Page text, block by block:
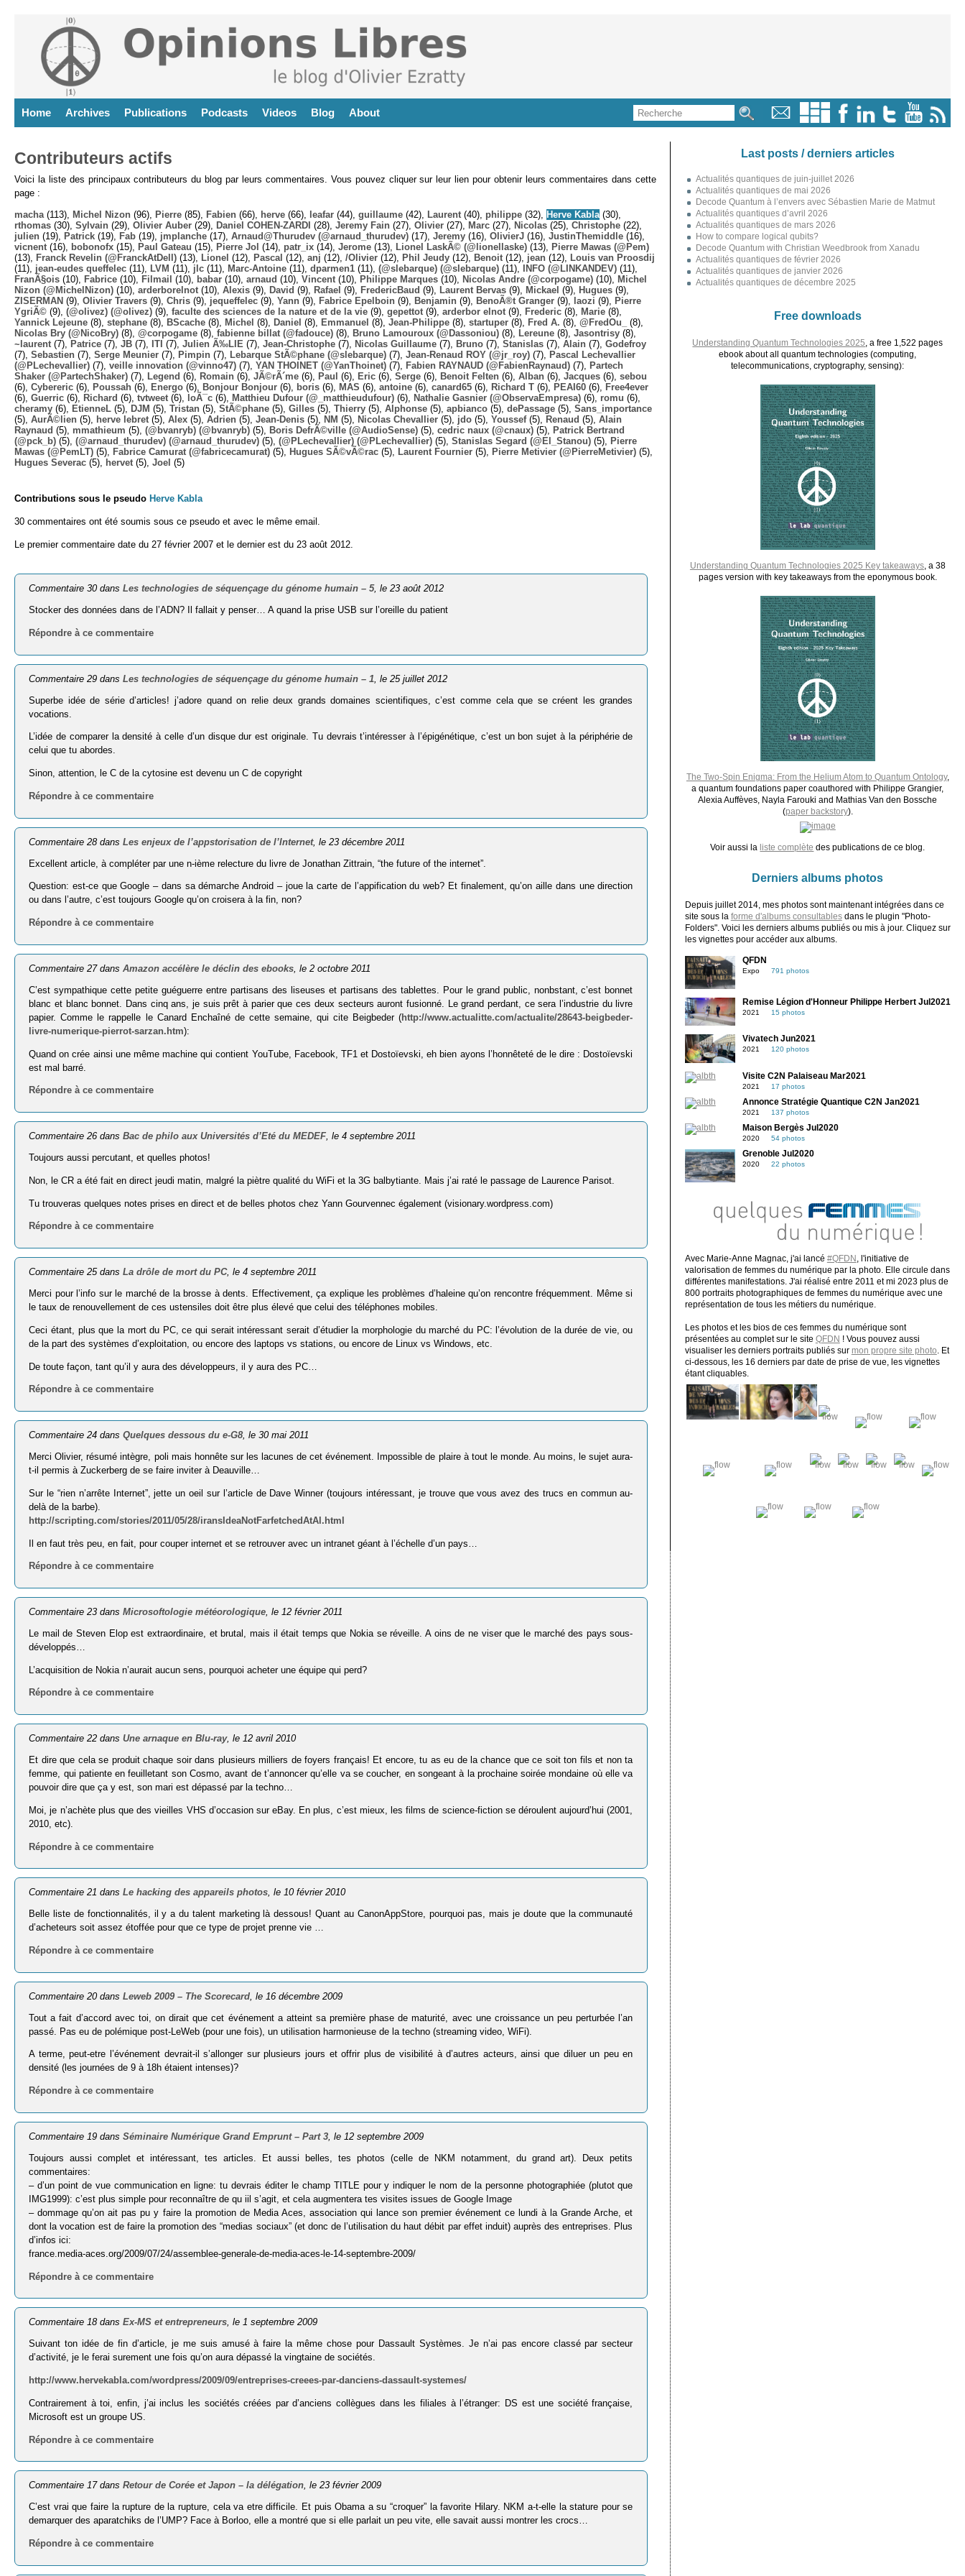
Home Archives Publications Podcasts Videos Blog About
Contributeurs actifs
Voici la liste des principaux contributeurs du blog par leurs commentaires. Vous pouvez cliquer sur leur lien pour obtenir leurs commentaires dans cette
page :
macha (113), Michel Nizon (96), Pierre (85), Fabien (66), herve (66), leafar (44), guillaume (42), Laurent (40), philippe (32), Herve Kabla (30),
rthomas (30), Sylvain (29), Olivier Auber (29), Daniel COHEN-ZARDI (28), Jeremy Fain (27), Olivier (27), Marc (27), Nicolas (25), Christophe (22),
julien (19), Patrick (19), Fab (19), jmplanche (17), Arnaud@Thurudev (@arnaud_thurudev) (17), Jeremy (16), OlivierJ (16), JustinThemiddle (16),
vicnent (16), bobonofx (15), Paul Gateau (15), Pierre Jol (14), patr_ix (14), Jerome (13), Lionel LaskÃ© (@lionellaske) (13),
Pierre Mawas (@Pem)
(13),
Franck Revelin (@FranckAtDell) (13), Lionel (12), Pascal (12), anj (12), /Olivier (12), Phil Jeudy (12), Benoit (12), jean (12),
Louis van Proosdij
(11), jean-eudes queffelec (11), LVM (11), jlc (11), Marc-Antoine (11), dparmen1 (11), (@slebarque) (@slebarque) (11), INFO (@LINKANDEV) (11),
FranÃ§ois (10), Fabrice (10), Filmail (10), babar (10), arnaud (10), Vincent (10), Philippe Marques (10), Nicolas Andre (@corpogame) (10),
Michel
Nizon (@MichelNizon) (10), arderborelnot (10), Alexis (9), David (9), Rafael (9), FredericBaud (9), Laurent Bervas (9), Mickael (9), Hugues (9),
ZISERMAN (9), Olivier Travers (9), Chris (9), jequeffelec (9), Yann (9), Fabrice Epelboin (9), Benjamin (9), BenoÃ®t Granger (9), laozi (9),
Pierre
YgriÃ© (9), (@olivez) (@olivez) (9), faculte des sciences de la nature et de la vie (9), gepettot (9), arderbor elnot (9), Frederic (8), Marie (8),
Yannick Lejeune (8), stephane (8), BScache (8), Michel (8), Daniel (8), Emmanuel (8), Jean-Philippe (8), startuper (8), Fred A. (8), @FredOu_
(8),
Nicolas Bry (@NicoBry) (8), @corpogame (8), fabienne billat (@fadouce) (8), Bruno Lamouroux (@Dassoniou) (8), Lereune (8), Jasontrisy (8),
~laurent (7), Patrice (7), JB (7), ITI (7), Julien Ã‰LIE (7), Jean-Christophe (7), Nicolas Guillaume (7), Bruno (7), Stanislas (7), Alain (7), Godefroy
(7), Sebastien (7), Serge Meunier (7), Pimpin (7), Lebarque StÃ©phane (@slebarque) (7), Jean-Renaud ROY (@jr_roy) (7),
Pascal Lechevallier
(@PLechevallier) (7), veille innovation (@vinno47) (7), YAN THOINET (@YanThoinet) (7), Fabien RAYNAUD (@FabienRaynaud) (7),
Partech
Shaker (@PartechShaker) (7), Legend (6), Romain (6), JÃ©rÃ´me (6), Paul (6), Eric (6), Serge (6), Benoit Felten (6), Alban (6), Jacques (6), sebou
(6), Cybereric (6), Poussah (6), Energo (6), Bonjour Bonjour (6), boris (6), MAS (6), antoine (6), canard65 (6), Richard T (6), PEAI60 (6),
Free4ever
(6), Guerric (6), Richard (6), tvtweet (6), loÃ¯c (6), Matthieu Dufour (@_matthieudufour) (6), Nathalie Gasnier (@ObservaEmpresa) (6), romu (6),
cheramy (6), EtienneL (5), DJM (5), Tristan (5), StÃ©phane (5), Gilles (5), Thierry (5), Alphonse (5), apbianco (5), dePassage (5), Sans_importance
(5), AurÃ©lien (5), herve lebret (5), Alex (5), Adrien (5), Jean-Denis (5), NM (5), Nicolas Chevallier (5), jdo (5), Youssef(5), Renaud (5), Alain
Raynaud (5), mmathieum (5), (@bvanryb) (@bvanryb) (5), Boris DefrÃ©ville (@AudioSense) (5), cedric naux (@cnaux) (5),
Patrick Bertrand
(@pck_b) (5), (@arnaud_thurudev) (@arnaud_thurudev) (5), (@PLechevallier) (@PLechevallier) (5), Stanislas Segard (@El_Stanou) (5),
Pierre
Mawas (@PemLT) (5), Fabrice Camurat (@fabricecamurat) (5), Hugues SÃ©vÃ©rac (5), Laurent Fournier (5), Pierre Metivier (@PierreMetivier) (5),
Hugues Severac (5), hervet (5), Joel (5)
Contributions sous le pseudo Herve Kabla
30 commentaires ont été soumis sous ce pseudo et avec le même email.
Le premier commentaire date du 27 février 2007 et le dernier est du 23 août 2012.
Commentaire 30 dansLes technologies de séquençage du génome humain – 5, le 23 août 2012
Stocker des données dans de l’ADN? Il fallait y penser… A quand la prise USB sur l’oreille du patient
Répondre à ce commentaire
Commentaire 29 dansLes technologies de séquençage du génome humain – 1 , le 25 juillet 2012
Superbe idée de série d’articles! j’adore quand on relie deux grands domaines scientifiques, c’est comme cela que se créent les grandes
vocations.
L’idée de comparer la densité à celle d’un disque dur est originale. Tu devrais t’intéresser à l’épigénétique, c’est un bon sujet à la périphérie de
celui que tu abordes.
Sinon, attention, le C de la cytosine est devenu un C de copyright
Répondre à ce commentaire
Commentaire 28 dansLes enjeux de l’appstorisation de l’Internet, le 23 décembre 2011
Excellent article, à compléter par une n-ième relecture du livre de Jonathan Zittrain, “the future of the internet”.
Question: est-ce que Google – dans sa démarche Android – joue la carte de l’appification du web? Et finalement, qu’on aille dans une direction
ou dans l’autre, c’est toujours Google qu’on croisera à la fin, non?
Répondre à ce commentaire
Commentaire 27 dansAmazon accélère le déclin des ebooks , le 2 octobre 2011
C’est sympathique cette petite guéguerre entre partisans des liseuses et partisans des tablettes. Pour le grand public, nonbstant, c’est bonnet
blanc et blanc bonnet. Dans cinq ans, je suis prêt à parier que ces deux secteurs auront fusionné. Le grand perdant, ce sera l’industrie du livre
papier. Comme le rappelle le Canard Enchaîné de cette semaine, qui cite Beigbeder (http://www.actualitte.com/actualite/28643-beigbeder-
livre-numerique-pierrot-sarzan.htm):
Quand on crée ainsi une même machine qui contient YouTube, Facebook, TF1 et Dostoïevski, eh bien ayons l’honnêteté de le dire : Dostoïevski
est mal barré.
Répondre à ce commentaire
Commentaire 26 dansBac de philo aux Universités d’Eté du MEDEF, le 4 septembre 2011
Toujours aussi percutant, et quelles photos!
Non, le CR a été fait en direct jeudi matin, malgré la piètre qualité du WiFi et la 3G balbytiante. Mais j’ai raté le passage de Laurence Parisot.
Tu trouveras quelques notes prises en direct et de belles photos chez Yann Gourvennec également (visionary.wordpress.com)
Répondre à ce commentaire
Commentaire 25 dansLa drôle de mort du PC, le 4 septembre 2011
Merci pour l’info sur le marché de la brosse à dents. Effectivement, ça explique les problèmes d’haleine qu’on rencontre fréquemment. Même si
le taux de renouvellement de ces ustensiles doit être plus élevé que celui des téléphones mobiles.
Ceci étant, plus que la mort du PC, ce qui serait intéressant serait d’étudier la morphologie du marché du PC: l’évolution de la durée de vie, ou
de la part des systèmes d’exploitation, ou encore des laptops vs stations, ou encore de Linux vs Windows, etc.
De toute façon, tant qu’il y aura des développeurs, il y aura des PC…
Répondre à ce commentaire
Commentaire 24 dansQuelques dessous du e-G8, le 30 mai 2011
Merci Olivier, résumé intègre, poli mais honnête sur les lacunes de cet événement. Impossible de plaire à tout le monde. Au moins, le sujet aura-
t-il permis à Zuckerberg de se faire inviter à Deauville…
Sur le “rien n’arrête Internet”, jette un oeil sur l’article de Dave Winner (toujours intéressant, je trouve que vous avez des trucs en commun au-
delà de la barbe).
http://scripting.com/stories/2011/05/28/iransIdeaNotFarfetchedAtAl.html
Il en faut très peu, en fait, pour couper internet et se retrouver avec un intranet géant à l’échelle d’un pays…
Répondre à ce commentaire
Commentaire 23 dansMicrosoftologie météorologique, le 12 février 2011
Le mail de Steven Elop est extraordinaire, et brutal, mais il était temps que Nokia se réveille. A oins de ne viser que le marché des pays sous-
développés…
L’acquisition de Nokia n’aurait aucun sens, pourquoi acheter une équipe qui perd?
Répondre à ce commentaire
Commentaire 22 dansUne arnaque en Blu-ray, le 12 avril 2010
Et dire que cela se produit chaque soir dans plusieurs milliers de foyers français! Et encore, tu as eu de la chance que ce soit ton fils et non ta
femme, qui patiente en feuilletant son Cosmo, avant de t’annoncer qu’elle va se coucher, en songeant à la prochaine soirée mondaine où elle va
pouvoir dire que ça y est, son mari est dépassé par la techno…
Moi, je n’achète plus que des vieilles VHS d’occasion sur eBay. En plus, c’est mieux, les films de science-fiction se déroulent aujourd’hui (2001,
2010, etc).
Répondre à ce commentaire
Commentaire 21 dansLe hacking des appareils photos, le 10 février 2010
Belle liste de fonctionnalités, il y a du talent marketing là dessous! Quant au CanonAppStore, pourquoi pas, mais je doute que la communauté
d’acheteurs soit assez étoffée pour que ce type de projet prenne vie …
Répondre à ce commentaire
Commentaire 20 dansLeweb 2009 – The Scorecard , le 16 décembre 2009
Tout a fait d’accord avec toi, on dirait que cet événement a atteint sa première phase de maturité, avec une croissance un peu perturbée l’an
passé. Pas eu de polémique post-LeWeb (pour une fois), un utilisation harmonieuse de la techno (streaming video, WiFi).
A terme, peut-etre l’événement devrait-il s’allonger sur plusieurs jours et offrir plus de visibilité à d’autres acteurs, ainsi que diluer un peu en
densité (les journées de 9 à 18h étaient intenses)?
Répondre à ce commentaire
Commentaire 19 dansSéminaire Numérique Grand Emprunt – Part 3, le 12 septembre 2009
Toujours aussi complet et intéressant, tes articles. Et aussi belles, tes photos (celle de NKM notamment, du grand art). Deux petits
commentaires:
– d’un point de vue communication en ligne: tu devrais éditer le champ TITLE pour y indiquer le nom de la personne photographiée (plutot que
IMG1999): c’est plus simple pour reconnaître de qu iil s’agit, et cela augmentera tes visites issues de Google Image
– dommage qu’on ait pas pu y faire la promotion de Media Aces, association qui lance son premier événement ce lundi à la Grande Arche, et
dont la vocation est de faire la promotion des “medias sociaux” (et donc de l’utilisation du haut débit par effet induit) auprès des entreprises. Plus
d’infos ici:
france.media-aces.org/2009/07/24/assemblee-generale-de-media-aces-le-14-septembre-2009/
Répondre à ce commentaire
Commentaire 18 dansEx-MS et entrepreneurs, le 1 septembre 2009
Suivant ton idée de fin d’article, je me suis amusé à faire la même chose pour Dassault Systèmes. Je n’ai pas encore classé par secteur
d’activité, je le ferai surement une fois qu’on aura dépassé la vingtaine de sociétés.
http://www.hervekabla.com/wordpress/2009/09/entreprises-creees-par-danciens-dassault-systemes/
Contrairement à toi, enfin, j’ai inclus les sociétés créées par d’anciens collègues dans les filiales à l’étranger: DS est une société française,
Microsoft est un groupe US.
Répondre à ce commentaire
Commentaire 17 dansRetour de Corée et Japon – la délégation, le 23 février 2009
C’est vrai que faire la rupture de la rupture, cela va etre difficile. Et puis Obama a su “croquer” la favorite Hilary. NKM a-t-elle la stature pour se
demarquer des aparatchiks de l’UMP? Face à Borloo, elle a montré que si elle parlait un peu vite, elle savait aussi montrer les crocs…
Répondre à ce commentaire
Last posts / derniers articles
Actualités quantiques de juin-juillet 2026
Actualités quantiques de mai 2026
Decode Quantum à l’envers avec Sébastien Marie de Matmut
Actualités quantiques d’avril 2026
Actualités quantiques de mars 2026
How to compare logical qubits?
Decode Quantum with Christian Weedbrook from Xanadu
Actualités quantiques de février 2026
Actualités quantiques de janvier 2026
Actualités quantiques de décembre 2025
Free downloads
Understanding Quantum Technologies 2025 , a free 1,522 pages
ebook about all quantum technologies (computing,
telecommunications, cryptography, sensing):
Understanding Quantum Technologies 2025 Key takeaways, a 38
pages version with key takeaways from the eponymous book.
The Two-Spin Enigma: From the Helium Atom to Quantum Ontology,
a quantum foundations paper coauthored with Philippe Grangier,
Alexia Auffèves, Nayla Farouki and Mathias Van den Bossche
(paper backstory).
Voir aussi la liste complète des publications de ce blog.
Derniers albums photos
Depuis juillet 2014, mes photos sont maintenant intégrées dans ce
site sous la forme d'albums consultablesdans le plugin "Photo-
Folders". Voici les derniers albums publiés ou mis à jour. Cliquez sur
les vignettes pour accéder aux albums.
QFDN
Expo 791 photos
Remise Légion d'Honneur Philippe Herbert Jul2021
2021 15 photos
Vivatech Jun2021
2021 120 photos
Visite C2N Palaiseau Mar2021
2021 17 photos
Annonce Stratégie Quantique C2N Jan2021
2021 137 photos
Maison Bergès Jul2020
2020 54 photos
Grenoble Jul2020
2020 22 photos
Avec Marie-Anne Magnac, j'ai lancé #QFDN
, l'initiative de
valorisation de femmes du numérique par la photo. Elle circule dans
différentes manifestations. J'ai réalisé entre 2011 et mi 2023 plus de
800 portraits photographiques de femmes du numérique avec une
représentation de tous les métiers du numérique.
Les photos et les bios de ces femmes du numérique sont
présentées au complet sur le site QFDN ! Vous pouvez aussi
visualiser les derniers portraits publiés sur mon propre site photo . Et
ci-dessous, les 16 derniers par date de prise de vue, les vignettes
étant cliquables.